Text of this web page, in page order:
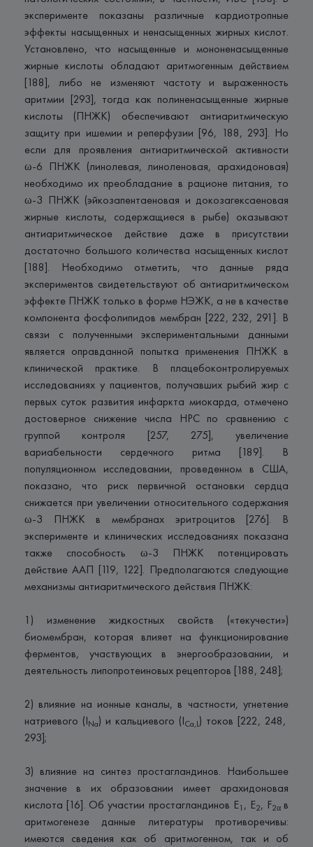
эксперименте показаны различные кардиотропные
эффекты насыщенных и ненасыщенных жирных кислот.
Установлено, что насыщенные и мононенасыщенные
жирные кислоты обладают аритмогенным действием
[188], либо не изменяют частоту и выраженность
аритмии [293], тогда как полиненасыщенные жирные
кислоты (ПНЖК) обеспечивают антиаритмическую
защиту при ишемии и реперфузии [96, 188, 293]. Но
если для проявления антиаритмической активности
ω-6 ПНЖК (линолевая, линоленовая, арахидоновая)
необходимо их преобладание в рационе питания, то
ω-3 ПНЖК (эйкозапентаеновая и докозагексаеновая
жирные кислоты, содержащиеся в рыбе) оказывают
антиаритмическое действие даже в присутствии
достаточно большого количества насыщенных кислот
[188]. Необходимо отметить, что данные ряда
экспериментов свидетельствуют об антиаритмическом
эффекте ПНЖК только в форме НЭЖК, а не в качестве
компонента фосфолипидов мембран [222, 232, 291]. В
связи с полученными экспериментальными данными
является оправданной попытка применения ПНЖК в
клинической практике. В плацебоконтролируемых
исследованиях у пациентов, получавших рыбий жир с
первых суток развития инфаркта миокарда, отмечено
достоверное снижение числа НРС по сравнению с
группой контроля [257, 275], увеличение
вариабельности сердечного ритма [189]. В
популяционном исследовании, проведенном в США,
показано, что риск первичной остановки сердца
снижается при увеличении относительного содержания
ω-3 ПНЖК в мембранах эритроцитов [276]. В
эксперименте и клинических исследованиях показана
также способность ω-3 ПНЖК потенцировать
действие ААП [119, 122]. Предполагаются следующие
механизмы антиаритмического действия ПНЖК:
1) изменение жидкостных свойств («текучести»)
биомембран, которая влияет на функционирование
ферментов, участвующих в энергообразовании, и
деятельность липопротеиновых рецепторов [188, 248];
2) влияние на ионные каналы, в частности, угнетение
натриевого (INa) и кальциевого (ICa,L) токов [222, 248,
293];
3) влияние на синтез простагландинов. Наибольшее
значение в их образовании имеет арахидоновая
кислота [16]. Об участии простагландинов E1 , E2, F2α в
аритмогенезе данные литературы противоречивы:
имеются сведения как об аритмогенном, так и об